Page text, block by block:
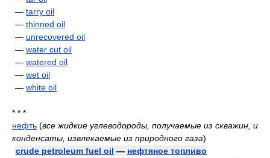
— tarry oil
— thinned oil
— unrecovered oil
— water cut oil
— watered oil
— wet oil
— white oil
* * *
нефть (все жидкие углеводороды, получаемые из скважин, и
конденсаты, извлекаемые из природного газа)
crude petroleum fuel oil — нефтяное топливо